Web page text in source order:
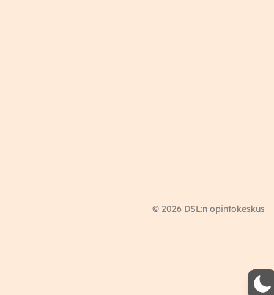
© 2026 DSL:n opintokeskus